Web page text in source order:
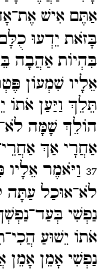
אַתֶּם אִישׁ
בָּזֹאת יֵדְעוּ
בִּהְיוֹת אַהֲבָה
אֵלָיו שִׁמְעוֹן
תֵּלֵךְ וַיַּעַן אֹתוֹ
הוֹלֵךְ שָׁמָּה
אַחֲרָי אַךְ
37 וַיֹּאמֶר
לֹא־​אוּכַל
נַפְשִׁי
אֹתוֹ יֵשׁוּעַ
נַפְשִׁי אָמֵן אָמֵן